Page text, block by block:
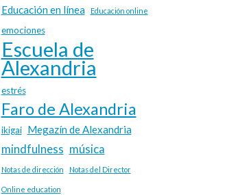
Educación en línea Educación online
emociones
Escuela de
Alexandria
estrés
Faro de Alexandria
ikigai Megazín de Alexandria
mindfulness música
Notas de dirección Notas del Director
Online education